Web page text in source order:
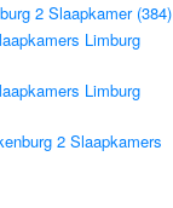
2 Slaapkamer (384)
Limburg
Limburg
2 Slaapkamers